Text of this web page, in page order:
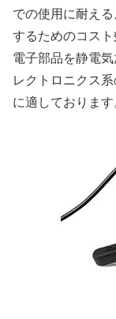
での使用に耐え
するためのコス
電子部品を静電
レクトロニクス
に適しております